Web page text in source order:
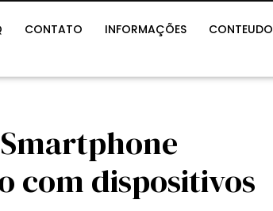
CONTATO INFORMAÇÕES CONTEUDO
com dispositivos